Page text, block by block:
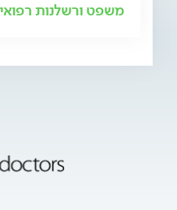
משפט ורשלנות